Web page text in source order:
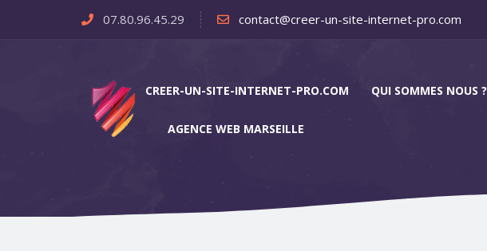
07.80.96.45.29 contact@creer-un-site-internet-pro.com
CREER-UN-SITE-INTERNET-PRO.COM QUI SOMMES NOUS ?
AGENCE WEB MARSEILLE